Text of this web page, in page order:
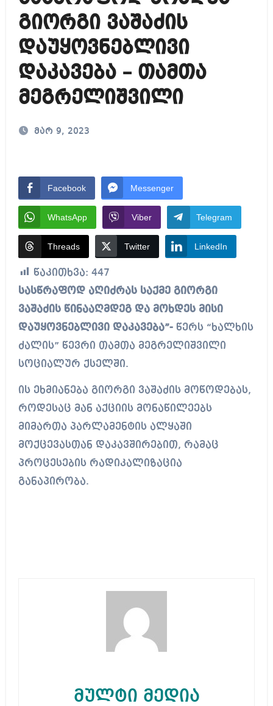
გიორგი ვაშაძის
დაუყოვნებლივი
დაკავება – თამთა
მეგრელიშვილი
მარ 9, 2023
Facebook Messenger
WhatsApp Viber Telegram
Threads Twitter LinkedIn
წაკითხვა: 447
სასწრაფოდ აღიძრას საქმე გიორგი
ვაშაძის წინააღმდეგ და მოხდეს მისი
დაუყოვნებლივი დაკავება”-წერს “ხალხის
ძალის” წევრი თამთა მეგრელიშვილი
სოციალურ ქსელში.
ის ეხმიანება გიორგი ვაშაძის მოწოდებას,
როდესაც მან აქციის მონაწილეებს
მიმართა პარლამენტის ალყაში
მოქცევასთან დაკავშირებით, რამაც
პროცესების რადიკალიზაცია
განაპირობა.
მულტი მედია